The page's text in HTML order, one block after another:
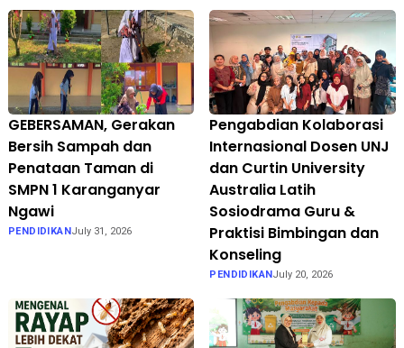
GEBERSAMAN, Gerakan
Bersih Sampah dan
Penataan Taman di
SMPN 1 Karanganyar
Ngawi
PENDIDIKAN July 31, 2026
Pengabdian Kolaborasi
Internasional Dosen UNJ
dan Curtin University
Australia Latih
Sosiodrama Guru &
Praktisi Bimbingan dan
Konseling
PENDIDIKAN July 20, 2026